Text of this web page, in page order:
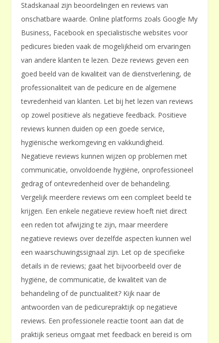
Stadskanaal zijn beoordelingen en reviews van
onschatbare waarde. Online platforms zoals Google My
Business, Facebook en specialistische websites voor
pedicures bieden vaak de mogelijkheid om ervaringen
van andere klanten te lezen. Deze reviews geven een
goed beeld van de kwaliteit van de dienstverlening, de
professionaliteit van de pedicure en de algemene
tevredenheid van klanten. Let bij het lezen van reviews
op zowel positieve als negatieve feedback. Positieve
reviews kunnen duiden op een goede service,
hygiënische werkomgeving en vakkundigheid.
Negatieve reviews kunnen wijzen op problemen met
communicatie, onvoldoende hygiëne, onprofessioneel
gedrag of ontevredenheid over de behandeling.
Vergelijk meerdere reviews om een compleet beeld te
krijgen. Een enkele negatieve review hoeft niet direct
een reden tot afwijzing te zijn, maar meerdere
negatieve reviews over dezelfde aspecten kunnen wel
een waarschuwingssignaal zijn. Let op de specifieke
details in de reviews; gaat het bijvoorbeeld over de
hygiëne, de communicatie, de kwaliteit van de
behandeling of de punctualiteit? Kijk naar de
antwoorden van de pedicurepraktijk op negatieve
reviews. Een professionele reactie toont aan dat de
praktijk serieus omgaat met feedback en bereid is om